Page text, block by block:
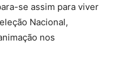
se assim para viver
Nacional,
nos